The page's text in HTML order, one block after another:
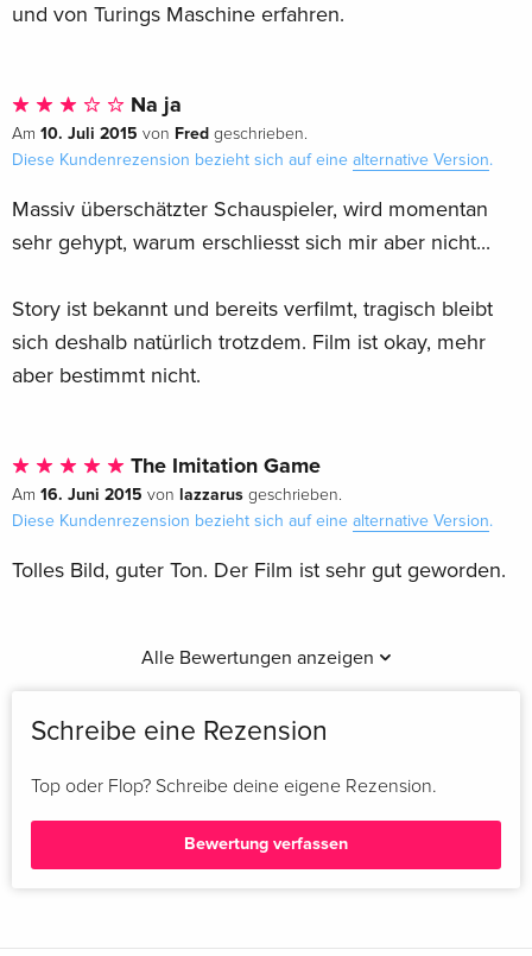
und von Turings Maschine erfahren.
Na ja
Am 10. Juli 2015 von Fred geschrieben.
Diese Kundenrezension bezieht sich auf eine alternative Version.
Massiv überschätzter Schauspieler, wird momentan
sehr gehypt, warum erschliesst sich mir aber nicht...
Story ist bekannt und bereits verfilmt, tragisch bleibt
sich deshalb natürlich trotzdem. Film ist okay, mehr
aber bestimmt nicht.
The Imitation Game
Am 16. Juni 2015 von lazzarus geschrieben.
Diese Kundenrezension bezieht sich auf eine alternative Version.
Tolles Bild, guter Ton. Der Film ist sehr gut geworden.
Alle Bewertungen anzeigen
Schreibe eine Rezension
Top oder Flop? Schreibe deine eigene Rezension.
Bewertung verfassen